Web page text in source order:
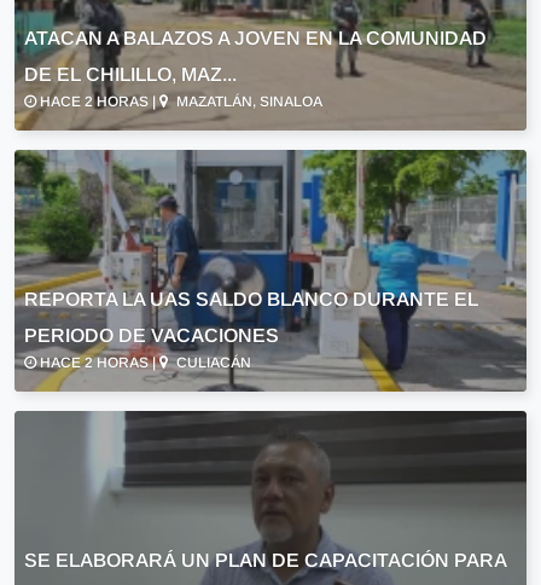
ATACAN A BALAZOS A JOVEN EN LA COMUNIDAD
DE EL CHILILLO, MAZ...
HACE 2 HORAS | MAZATLÁN, SINALOA
REPORTA LA UAS SALDO BLANCO DURANTE EL
PERIODO DE VACACIONES
HACE 2 HORAS | CULIACÁN
SE ELABORARÁ UN PLAN DE CAPACITACIÓN PARA